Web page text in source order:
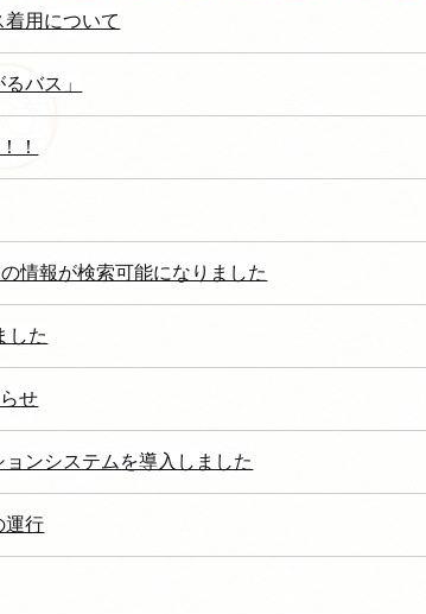
用について
バス」
！
情報が検索可能になりました
した
せ
ンシステムを導入しました
運行